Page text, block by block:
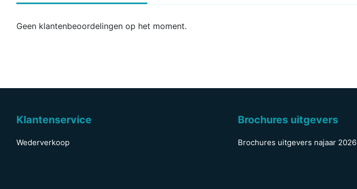
Geen klantenbeoordelingen op het moment.
Klantenservice
Wederverkoop
Brochures uitgevers
Brochures uitgevers najaar 2026